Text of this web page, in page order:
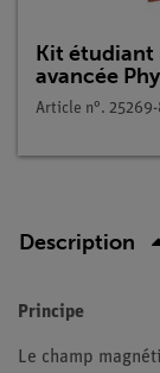
Kit étudiant
avancée
Article n°. 25269-
Description
Principe
Le champ